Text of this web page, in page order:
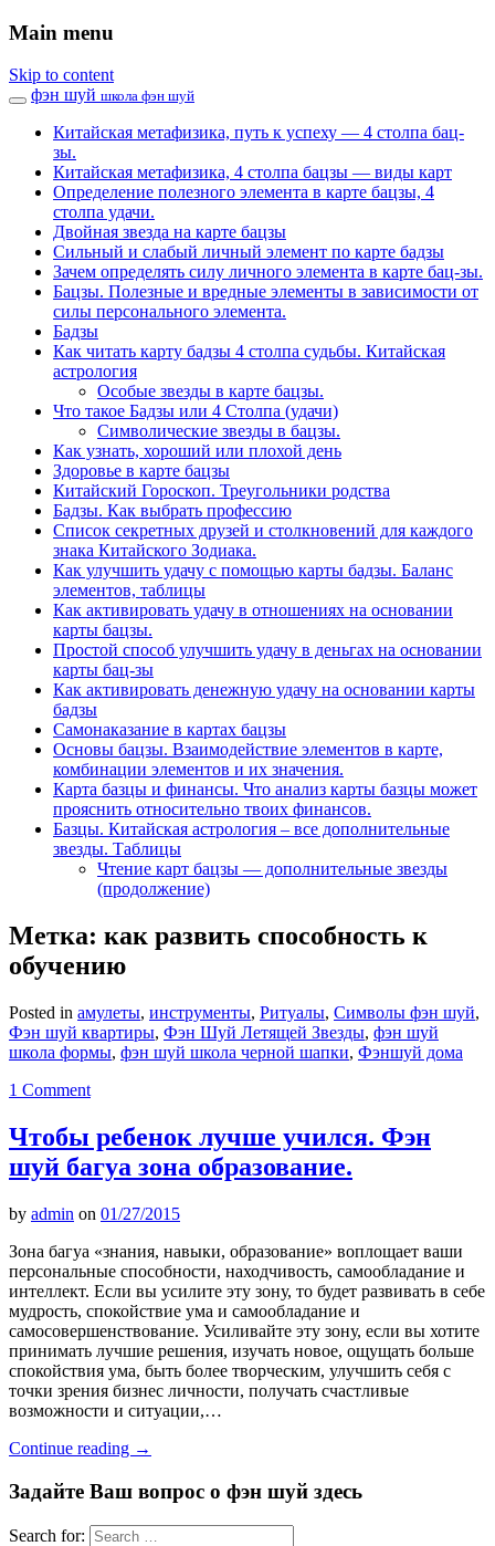
Main menu
Skip to content
фэн шуй школа фэн шуй
Китайская метафизика, путь к успеху — 4 столпа бац-
зы.
Китайская метафизика, 4 столпа бацзы — виды карт
Определение полезного элемента в карте бацзы, 4
столпа удачи.
Двойная звезда на карте бацзы
Сильный и слабый личный элемент по карте бадзы
Зачем определять силу личного элемента в карте бац-зы.
Бацзы. Полезные и вредные элементы в зависимости от
силы персонального элемента.
Бадзы
Как читать карту бадзы 4 столпа судьбы. Китайская
астрология
Особые звезды в карте бацзы.
Что такое Бадзы или 4 Столпа (удачи)
Символические звезды в бацзы.
Как узнать, хороший или плохой день
Здоровье в карте бацзы
Китайский Гороскоп. Треугольники родства
Бадзы. Как выбрать профессию
Список секретных друзей и cтолкновений для каждого
знака Китайского Зодиака.
Как улучшить удачу с помощью карты бадзы. Баланс
элементов, таблицы
Как активировать удачу в отношениях на основании
карты бацзы.
Простой способ улучшить удачу в деньгах на основании
карты бац-зы
Как активировать денежную удачу на основании карты
бадзы
Самонаказание в картах бацзы
Основы бацзы. Взаимодействие элементов в карте,
комбинации элементов и их значения.
Карта базцы и финансы. Что анализ карты базцы может
прояснить относительно твоих финансов.
Базцы. Китайская астрология – все дополнительные
звезды. Таблицы
Чтение карт бацзы — дополнительные звезды
(продолжение)
Метка: как развить способность к
обучению
Posted in амулеты, инструменты, Ритуалы, Символы фэн шуй,
Фэн шуй квартиры, Фэн Шуй Летящей Звезды, фэн шуй
школа формы, фэн шуй школа черной шапки, Фэншуй дома
1 Comment
Чтобы ребенок лучше учился. Фэн
шуй багуа зона образование.
by admin on 01/27/2015
Зона багуа «знания, навыки, образование» воплощает ваши
персональные способности, находчивость, самообладание и
интеллект. Если вы усилите эту зону, то будет развивать в себе
мудрость, спокойствие ума и самообладание и
самосовершенствование. Усиливайте эту зону, если вы хотите
принимать лучшие решения, изучать новое, ощущать больше
спокойствия ума, быть более творческим, улучшить себя с
точки зрения бизнес личности, получать счастливые
возможности и ситуации,…
Continue reading →
Задайте Ваш вопрос о фэн шуй здесь
Search for: